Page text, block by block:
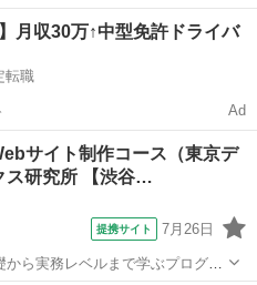
クス プロフィール
月収30万↑中型免許ドライバ
転職
Ad
サイト制作コース（東京デ
ス研究所 【渋谷…
提携サイト 7月26日
ら実務レベルまで学ぶプログラ